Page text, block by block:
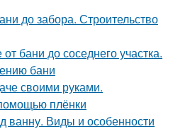
до забора. Строительство
бани до соседнего участка.
бани
своими руками.
плёнки
ванну. Виды и особенности